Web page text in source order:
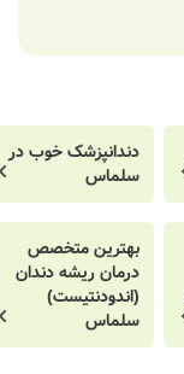
دندانپزشک خوب در
سلماس
بهترین متخصص
درمان ریشه دندان
(اندودنتیست)
سلماس